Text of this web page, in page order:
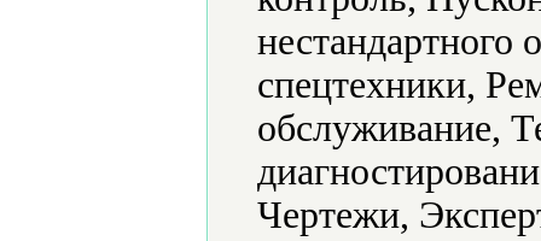
нестандартного
спецтехники,
обслуживание,
Чертежи,